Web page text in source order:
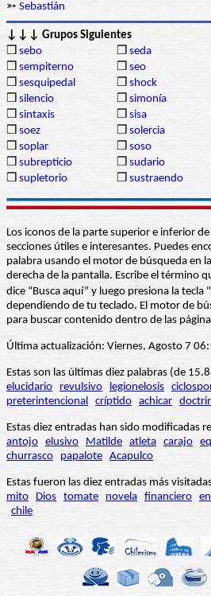
➳ Sebastián
↓↓↓ Grupos Siguientes
❒ sebo ❒ seda
❒ sempiterno ❒ seo
❒ sesquipedal ❒ shock
❒ silencio ❒ simonía
❒ sintaxis ❒ sisa
❒ soez ❒ solercia
❒ soplar ❒ soso
❒ subrepticio ❒ sudario
❒ supletorio ❒ sustraendo
Los iconos de la parte superior e inferior
secciones útiles e interesantes. Puedes
palabra usando el motor de búsqueda en
derecha de la pantalla. Escribe el término
dice “Busca aquí” y luego presiona la
dependiendo de tu teclado. El motor de
para buscar contenido dentro de las
Última actualización: Viernes, Agosto 7
Estas son las últimas diez palabras (de
elucidario
revulsivo legionelosis
preterintencional críptido achicar
Estas diez entradas han sido modificadas
antojo elusivo Matilde atleta carajo
churrasco
papalote Acapulco
Estas fueron las diez entradas más
mito
Dios tomate novela financiero
chile